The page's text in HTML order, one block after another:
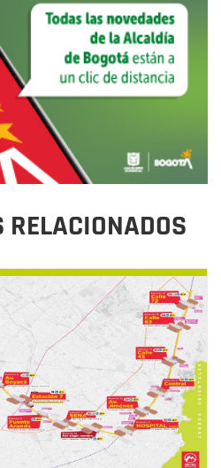
RELACIONADOS